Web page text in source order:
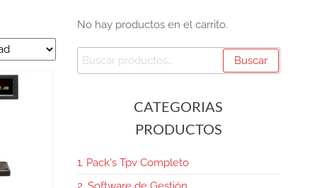
No hay productos en el carrito.
Buscar
CATEGORIAS
PRODUCTOS
1. Pack's Tpv Completo